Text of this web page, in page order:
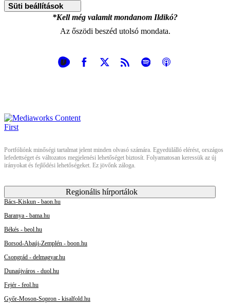
Süti beállítások
*Kell még valamit mondanom Ildikó?
Az őszödi beszéd utolsó mondata.
Portfóliónk minőségi tartalmat jelent minden olvasó számára. Egyedülálló elérést, országos
lefedettséget és változatos megjelenési lehetőséget biztosít. Folyamatosan keressük az új
irányokat és fejlődési lehetőségeket. Ez jövőnk záloga.
Regionális hírportálok
Bács-Kiskun - baon.hu
Baranya - bama.hu
Békés - beol.hu
Borsod-Abaúj-Zemplén - boon.hu
Csongrád - delmagyar.hu
Dunaújváros - duol.hu
Fejér - feol.hu
Győr-Moson-Sopron - kisalfold.hu